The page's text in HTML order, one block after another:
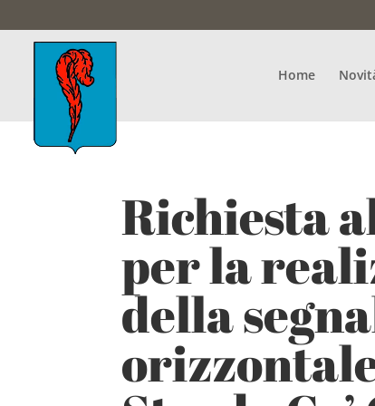
Home
Richiesta
per la
della